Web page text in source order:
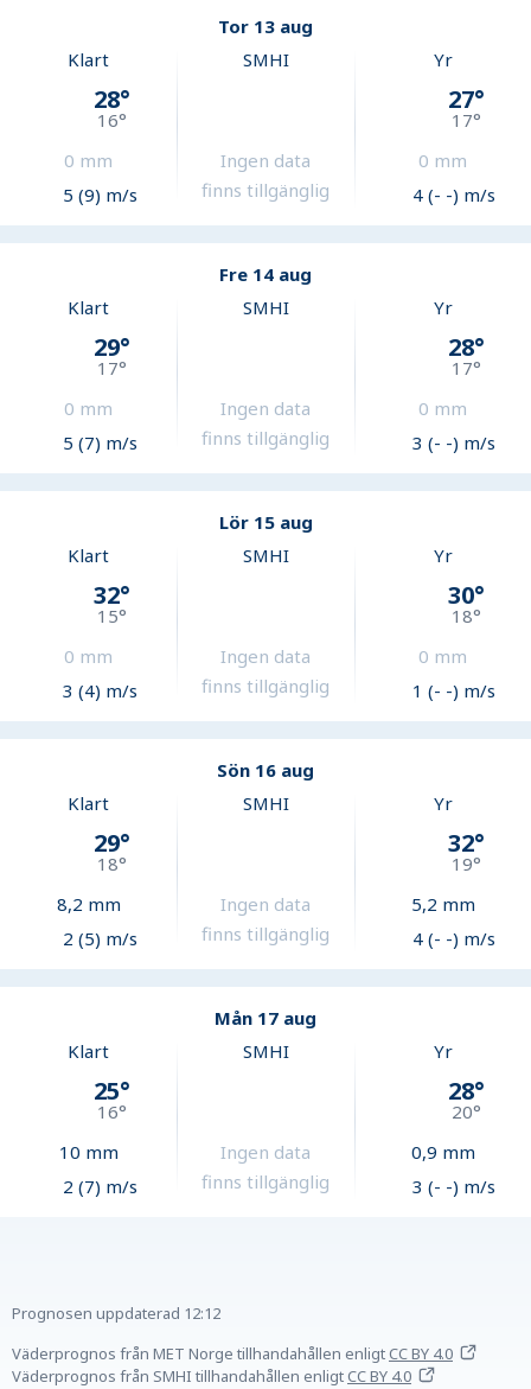
Tor 13 aug
Klart
28°
16°
0 mm
5 (9) m/s
SMHI
Ingen data
finns tillgänglig
Yr
27°
17°
0 mm
4 (- -) m/s
Fre 14 aug
Klart
29°
17°
0 mm
5 (7) m/s
SMHI
Ingen data
finns tillgänglig
Yr
28°
17°
0 mm
3 (- -) m/s
Lör 15 aug
Klart
32°
15°
0 mm
3 (4) m/s
SMHI
Ingen data
finns tillgänglig
Yr
30°
18°
0 mm
1 (- -) m/s
Sön 16 aug
Klart
29°
18°
8,2 mm
2 (5) m/s
SMHI
Ingen data
finns tillgänglig
Yr
32°
19°
5,2 mm
4 (- -) m/s
Mån 17 aug
Klart
25°
16°
10 mm
2 (7) m/s
SMHI
Ingen data
finns tillgänglig
Yr
28°
20°
0,9 mm
3 (- -) m/s
Prognosen uppdaterad 12:12
Väderprognos från MET Norge tillhandahållen enligtCC BY 4.0
Väderprognos från SMHI tillhandahållen enligtCC BY 4.0